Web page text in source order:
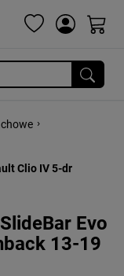
›
Clio IV 5-dr
Evo
13-19